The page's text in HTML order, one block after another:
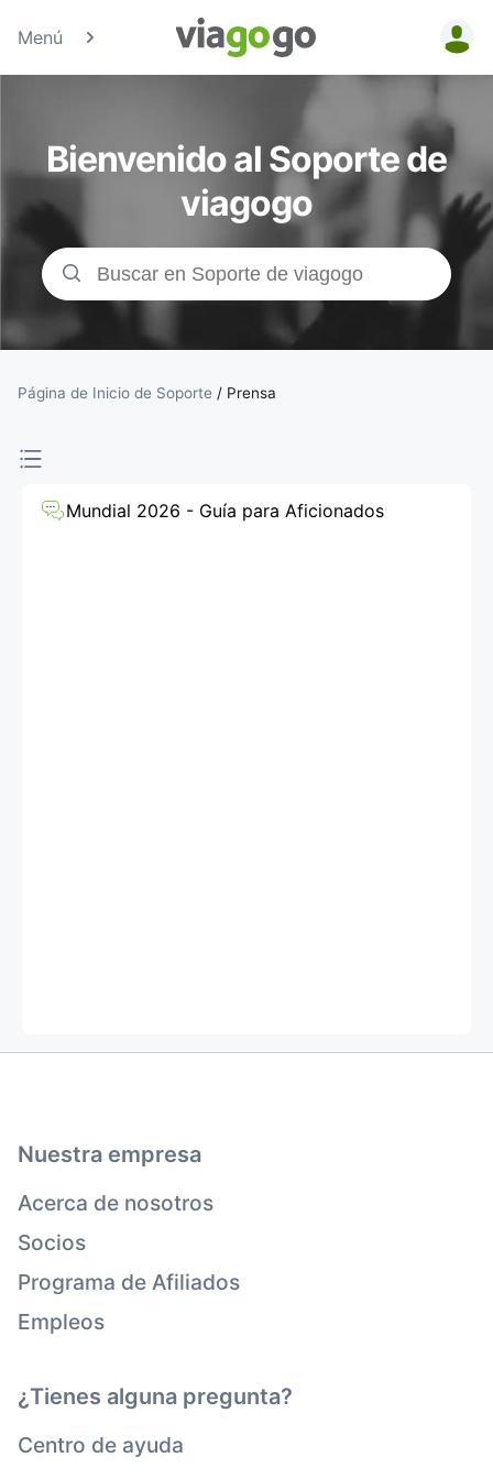
Menú
Entradas
para
Conciertos,
Deporte y
Teatro |
viagogo, el
sitio de
de entradas
Bienvenido al Soporte de
viagogo
Página de Inicio de Soporte / Prensa
Mundial 2026 - Guía para Aficionados
Nuestra empresa
Acerca de nosotros
Socios
Programa de Afiliados
Empleos
¿Tienes alguna pregunta?
Centro de ayuda